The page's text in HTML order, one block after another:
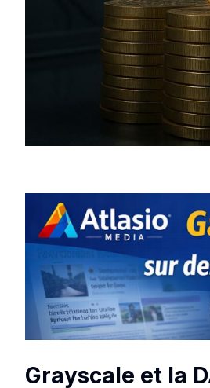
Grayscale et la